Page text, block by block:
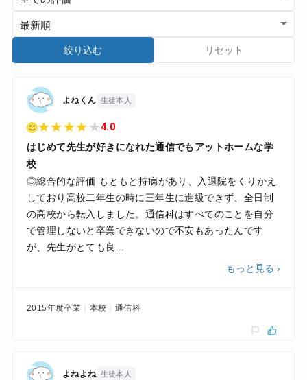
絞り込む リセット
よねくん 生徒本人
★★★★ ★4.0
はじめて先生が好きになれた通信でもアットホームな学
校
◎総合的な評価 もともと持病があり、入退院をくりかえ
しており高校二年生の時に三年生に進級できず、全日制
の高校から転入しました。通信科はすべてのことを自分
で管理しないと卒業できないので不安もあったんです
が、先生がとても良...
もっと見る ›
2015年度卒業 本校 通信科
よねよね 生徒本人